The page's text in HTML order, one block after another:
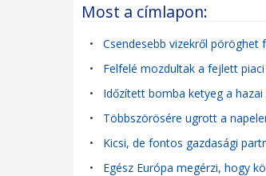
Most a címlapon:
• Csendesebb vizekről pöröghet
• Felfelé mozdultak a fejlett
• Időzített bomba ketyeg a
• Többszörösére ugrott a
• Kicsi, de fontos gazdasági
• Egész Európa megérzi, hogy